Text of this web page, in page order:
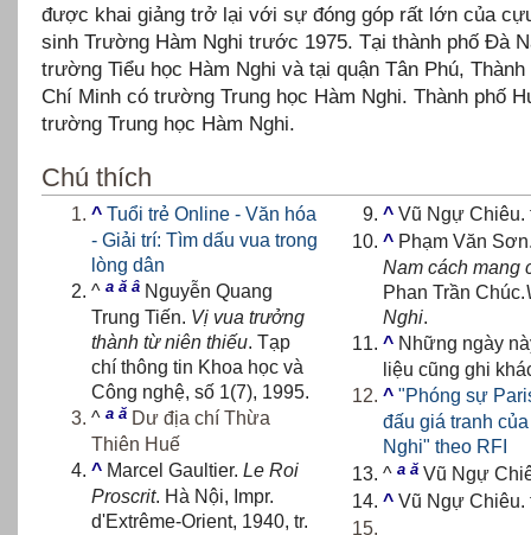
được khai giảng trở lại với sự đóng góp rất lớn của
sinh Trường Hàm Nghi trước 1975. Tại thành phố Đà
trường Tiểu học Hàm Nghi và tại quận Tân Phú, Thành
Chí Minh có trường Trung học Hàm Nghi. Thành phố
trường Trung học Hàm Nghi.
Chú thích
^ Tuổi trẻ Online - Văn hóa
- Giải trí: Tìm dấu vua trong
lòng dân
^ a ă â Nguyễn Quang
Trung Tiến. Vị vua trưởng
thành từ niên thiếu. Tạp
chí thông tin Khoa học và
Công nghệ, số 1(7), 1995.
^ a ă Dư địa chí Thừa
Thiên Huế
^ Marcel Gaultier. Le Roi
Proscrit. Hà Nội, Impr.
d'Extrême-Orient, 1940, tr.
^ Vũ Ngự Chiêu.
^ Phạm Văn
Nam cách mang
Phan Trần Chúc.
Nghi.
^ Những ngày
liệu cũng ghi
^ "Phóng sự
đấu giá tranh
Nghi" theo RFI
^a ă Vũ Ngự
^ Vũ Ngự Chiêu.